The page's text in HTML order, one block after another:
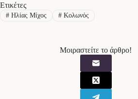
Ετικέτες
#Ηλίας Μίχος #Κολωνός
Μοιραστείτε το άρθρο!